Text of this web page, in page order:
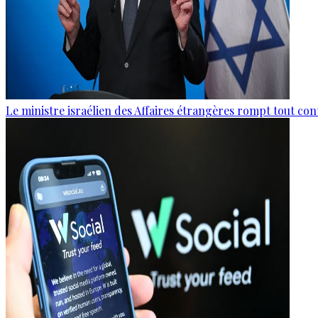
Le ministre israélien des Affaires étrangères rompt tout